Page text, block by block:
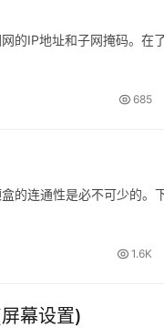
的IP地址和子网掩码。在
685
的连通性是必不可少的。
1.6K
幕设置)